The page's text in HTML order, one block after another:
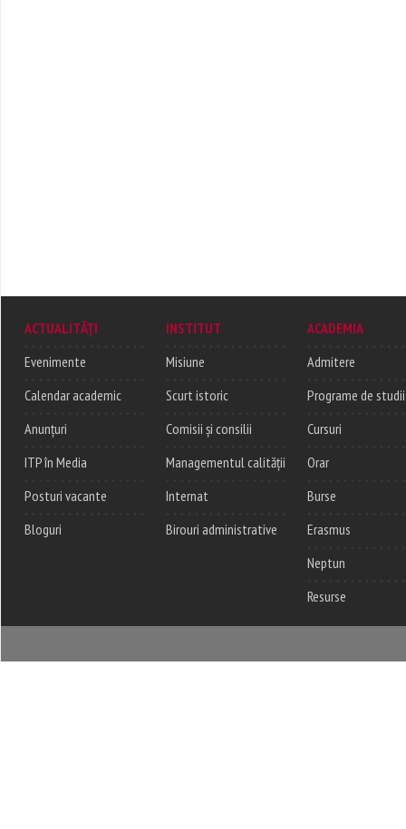
ACTUALITĂȚI
Evenimente
Calendar academic
Anunțuri
ITP în Media
Posturi vacante
Bloguri
INSTITUT
Misiune
Scurt istoric
Comisii și consilii
Managementul calității
Internat
Birouri administrative
ACADEMIA
Admitere
Programe de studii
Cursuri
Orar
Burse
Erasmus
Neptun
Resurse